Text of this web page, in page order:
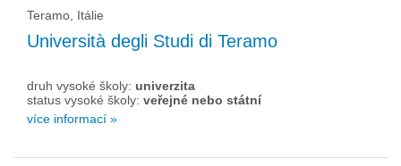
Teramo, Itálie
Università degli Studi di Teramo
druh vysoké školy: univerzita
status vysoké školy: veřejné nebo státní
více informací »